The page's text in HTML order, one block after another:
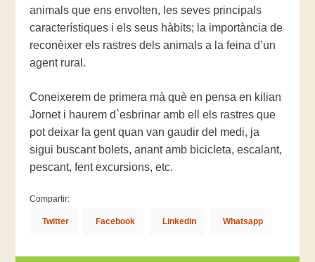
animals que ens envolten, les seves principals
característiques i els seus hàbits; la importància de
reconèixer els rastres dels animals a la feina d’un
agent rural.
Coneixerem de primera mà què en pensa en kilian
Jornet i haurem d`esbrinar amb ell els rastres que
pot deixar la gent quan van gaudir del medi, ja
sigui buscant bolets, anant amb bicicleta, escalant,
pescant, fent excursions, etc.
Compartir:
Twitter Facebook Linkedin Whatsapp